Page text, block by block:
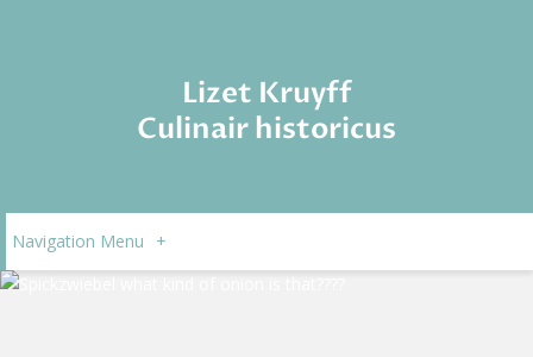
Lizet Kruyff
Culinair historicus
Navigation Menu +